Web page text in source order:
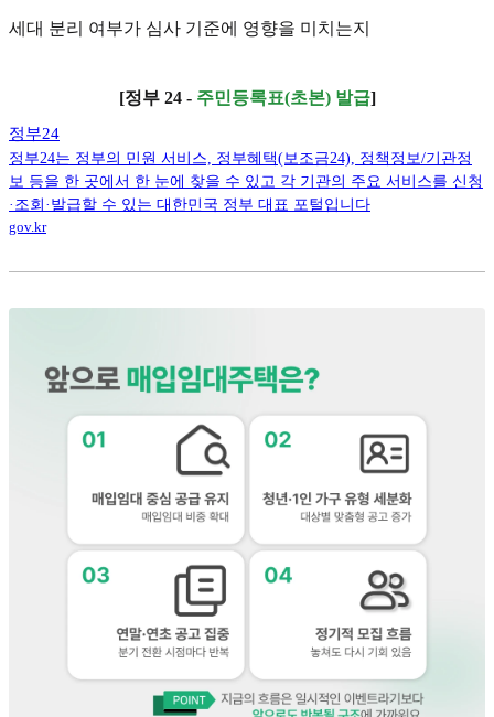
세대 분리 여부가 심사 기준에 영향을 미치는지
[정부 24 - 주민등록표(초본) 발급]
정부24
정부24는 정부의 민원 서비스, 정부혜택(보조금24), 정책정보/기관정
보 등을 한 곳에서 한 눈에 찾을 수 있고 각 기관의 주요 서비스를 신청
·조회·발급할 수 있는 대한민국 정부 대표 포털입니다
gov.kr